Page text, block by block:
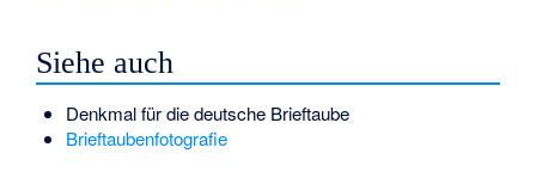
Siehe auch
Denkmal für die deutsche Brieftaube
Brieftaubenfotografie